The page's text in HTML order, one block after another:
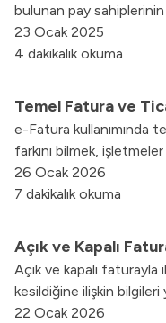
bulunan pay
oldukları hisse oranlarını
gösteren bir belgedir.
23 Ocak 2025
4 dakikalık okuma
Temel Fatura ve
e-Fatura kullanımında
farkını bilmek,
önemlidir. Karşılaştırma
26 Ocak 2026
7 dakikalık okuma
Açık ve Kapalı
Açık ve kapalı faturayla
kesildiğine ilişkin bilgileri
22 Ocak 2026